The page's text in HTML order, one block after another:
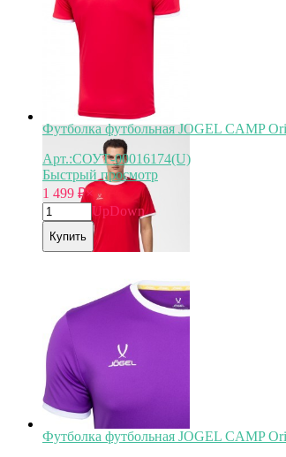
Футболка футбольная JOGEL CAMP
Арт.:СОУТ-00016174(U)
Быстрый просмотр
1 499 ₽×
UpDown
Купить
Футболка футбольная JOGEL CAMP